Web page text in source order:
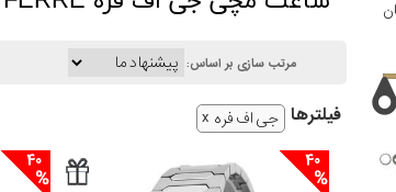
مرتب سازی بر اساس:
فیلتر‌ها جی اف فره